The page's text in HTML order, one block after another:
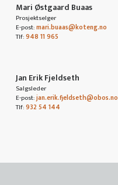
Mari Østgaard Buaas
Prosjektselger
E-post:mari.buaas@koteng.no
Tlf:948 11 965
Jan Erik Fjeldseth
Salgsleder
E-post:jan.erik.fjeldseth@obos.no
Tlf:932 54 144